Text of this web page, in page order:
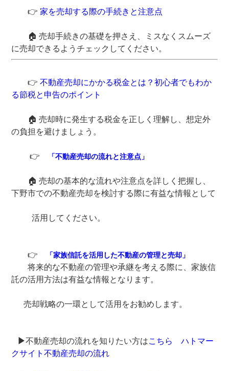
👉家を売却する際の手続きと注意点
🏠 売却手続きの基礎を押さえ、ミスなくスムーズ
に売却できるようチェックしてください。
👉不動産売却にかかる税金とは？初心者でもわか
る節税と申告のポイント
🏠 売却時に発生する税金を正しく理解し、想定外
の負担を避けましょう。
👉 「不動産売却の流れと注意点」
🏠 売却の基本的な流れや注意点を詳しく把握し、
下野市での不動産売却を検討する際に有益な情報として
活用してください。
👉 「家族信託を活用した不動産の管理と売却」
将来的な不動産の管理や承継を考える際に、家族信
託の活用方法は有益な情報となります。
売却戦略の一環として活用をお勧めします。​
▶不動産売却の流れを知りたい方はこちら ハトマー
クサイト不動産売却の流れ